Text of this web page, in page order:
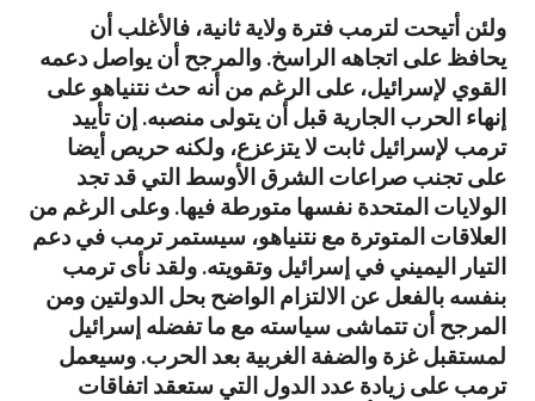
ولئن أتيحت لترمب فترة ولاية ثانية، فالأغلب أن
يحافظ على اتجاهه الراسخ. والمرجح أن يواصل دعمه
القوي لإسرائيل، على الرغم من أنه حث نتنياهو على
إنهاء الحرب الجارية قبل أن يتولى منصبه. إن تأييد
ترمب لإسرائيل ثابت لا يتزعزع، ولكنه حريص أيضا
على تجنب صراعات الشرق الأوسط التي قد تجد
الولايات المتحدة نفسها متورطة فيها. وعلى الرغم من
العلاقات المتوترة مع نتنياهو، سيستمر ترمب في دعم
التيار اليميني في إسرائيل وتقويته. ولقد نأى ترمب
بنفسه بالفعل عن الالتزام الواضح بحل الدولتين ومن
المرجح أن تتماشى سياسته مع ما تفضله إسرائيل
لمستقبل غزة والضفة الغربية بعد الحرب. وسيعمل
ترمب على زيادة عدد الدول التي ستعقد اتفاقات